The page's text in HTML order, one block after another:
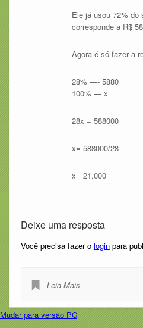
Ele já usou 72% do
corresponde a R$
Agora é só fazer a
28% —- 5880
100% — x
28x = 588000
x= 588000/28
x= 21.000
Deixe uma resposta
Você precisa fazer o loginpara
Leia Mais
Mudar para versão PC